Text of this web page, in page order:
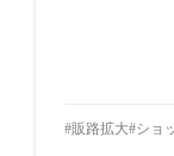
販路拡大 ショ